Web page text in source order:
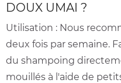
DOUX UMAI ?
Utilisation : Nous
deux fois par semaine.
du shampoing
mouillés à l'aide de